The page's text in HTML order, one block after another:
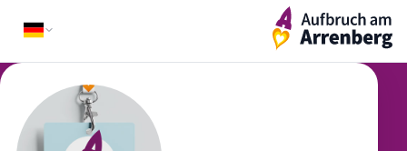
content
ArrenbergApp